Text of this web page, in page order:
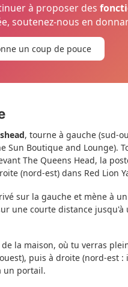
à proposer des
soutenez-nous en
un coup de pouce
, tourne à gauche (sud-
Sun Boutique and Lounge).
The Queens Head, la
(nord-est) dans Red Lion
sur la gauche et mène à
une courte distance
la maison, où tu verras
puis à droite (nord-est
un portail.